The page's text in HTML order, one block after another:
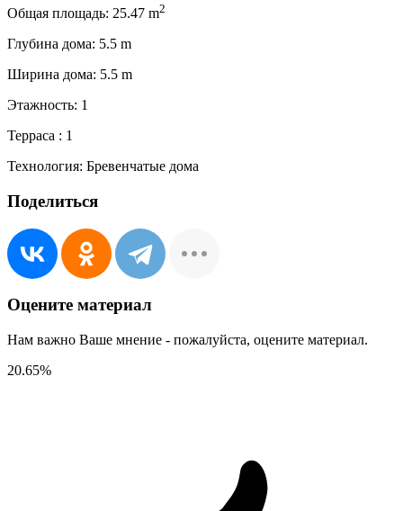
Общая площадь: 25.47 m2
Глубина дома: 5.5 m
Ширина дома: 5.5 m
Этажность: 1
Терраса : 1
Технология: Бревенчатые дома
Поделиться
Оцените материал
Нам важно Ваше мнение - пожалуйста, оцените материал.
20.65%